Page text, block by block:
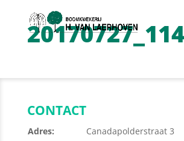
CONTACT
Adres:
Canadapolderstraat 3